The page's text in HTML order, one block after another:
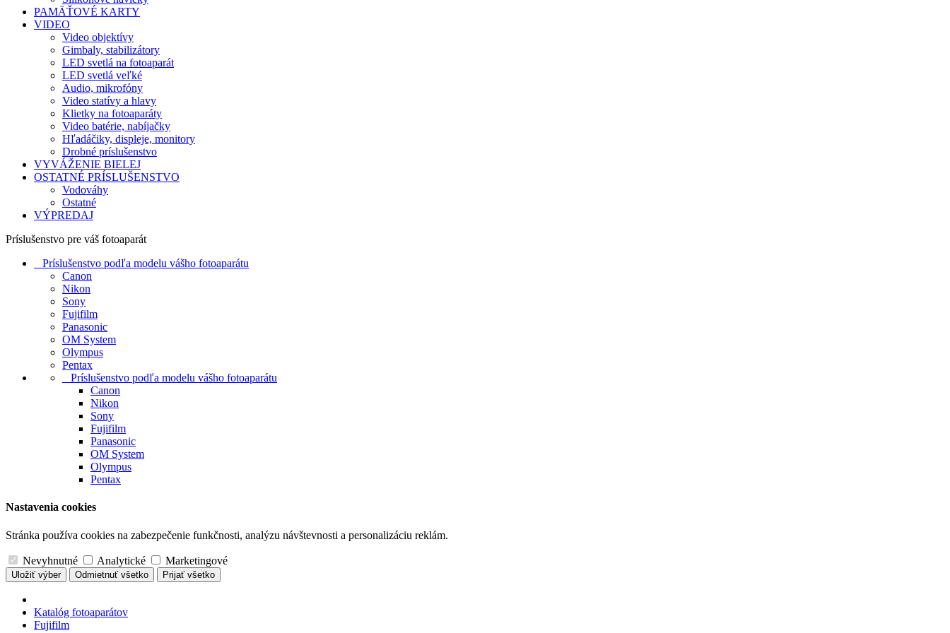
PAMÄŤOVÉ KARTY
VIDEO
Video objektívy
Gimbaly, stabilizátory
LED svetlá na fotoaparát
LED svetlá veľké
Audio, mikrofóny
Video statívy a hlavy
Klietky na fotoaparáty
Video batérie, nabíjačky
Hľadáčiky, displeje, monitory
Drobné príslušenstvo
VYVÁŽENIE BIELEJ
OSTATNÉ PRÍSLUŠENSTVO
Vodováhy
Ostatné
VÝPREDAJ
Príslušenstvo pre váš fotoaparát
Príslušenstvo podľa modelu vášho fotoaparátu
Canon
Nikon
Sony
Fujifilm
Panasonic
OM System
Olympus
Pentax
Príslušenstvo podľa modelu vášho fotoaparátu
Canon
Nikon
Sony
Fujifilm
Panasonic
OM System
Olympus
Pentax
Nastavenia cookies
Stránka používa cookies na zabezpečenie funkčnosti, analýzu návštevnosti a personalizáciu reklám.
Nevyhnutné Analytické Marketingové
Uložiť výber Odmietnuť všetko Prijať všetko
Katalóg fotoaparátov
Fujifilm